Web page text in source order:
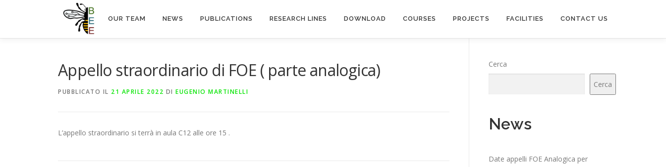
OUR TEAM NEWS PUBLICATIONS RESEARCH LINES DOWNLOAD COURSES PROJECTS FACILITIES CONTACT US
Appello straordinario di FOE ( parte analogica)
PUBBLICATO IL 21 APRILE 2022 DI EUGENIO MARTINELLI
L’appello straordinario si terrà in aula C12 alle ore 15 .
Cerca
Cerca
News
Date appelli FOE Analogica per